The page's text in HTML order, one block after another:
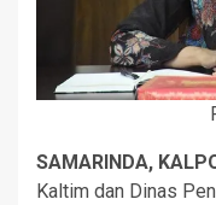
SAMARINDA,
Kaltim dan Dinas